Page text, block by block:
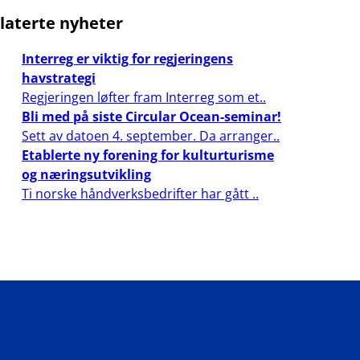
nyheter
Interreg er viktig for regjeringens
havstrategi
Regjeringen løfter fram Interreg som et..
Bli med på siste Circular Ocean-seminar!
Sett av datoen 4. september. Da arranger..
Etablerte ny forening for kulturturisme
og næringsutvikling
Ti norske håndverksbedrifter har gått ..